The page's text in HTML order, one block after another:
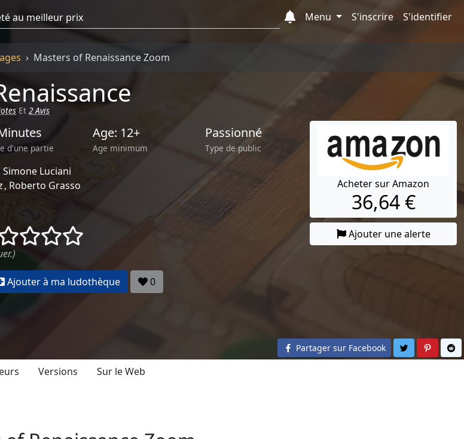
Menu
S'inscrire S'identifier
Masters of Renaissance Zoom
Et2 Avis
d'une partie
Age: 12+
Age minimum
Passionné
Type de public
Simone Luciani
Roberto Grasso
() () ()
Ajouter à ma ludothèque 0
Acheter sur Amazon
36,64 €
Ajouter une alerte
Partager sur Facebook Partager sur
Versions Sur le Web